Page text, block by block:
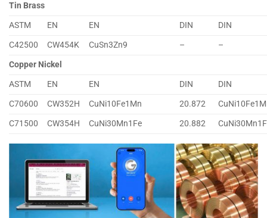
Tin Brass
ASTM
EN EN DIN
DIN
C42500
CW454K CuSn3Zn9 –
–
Copper Nickel
ASTM
EN EN DIN
DIN
C70600
CW352H CuNi10Fe1Mn 20.872
C71500
CW354H CuNi30Mn1Fe 20.882